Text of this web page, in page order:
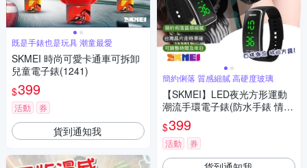
既是手錶也是玩具 潮童最愛
SKMEI 時尚可愛卡通車可拆卸
兒童電子錶(1241)
$399
活動 券
貨到通知我
簡約俐落 質感細膩 高硬度玻璃
【SKMEI】LED夜光方形運動
潮流手環電子錶(防水手錶 情侶
錶 大字手錶 學生錶 運動錶 簡
約手錶/1119BBK)
$399
活動 券